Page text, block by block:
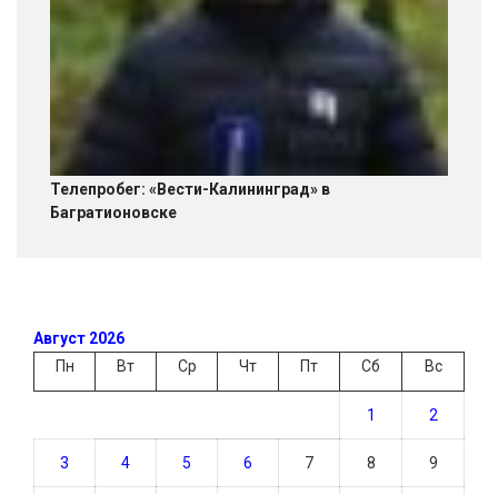
Телепробег: «Вести-Калининград» в
Багратионовске
Август 2026
Пн
Вт Ср Чт Пт Сб Вс
1 2
3 4 5 6 7 8 9